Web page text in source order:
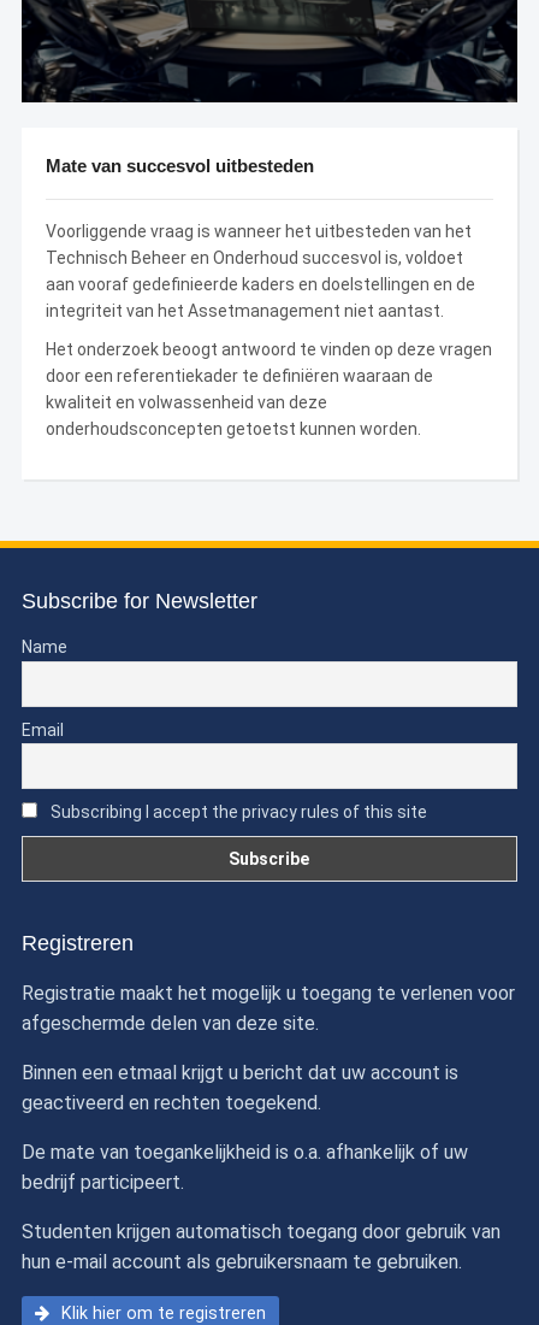
Mate van succesvol uitbesteden
Voorliggende vraag is wanneer het uitbesteden van het
Technisch Beheer en Onderhoud succesvol is, voldoet
aan vooraf gedefinieerde kaders en doelstellingen en de
integriteit van het Assetmanagement niet aantast.
Het onderzoek beoogt antwoord te vinden op deze vragen
door een referentiekader te definiëren waaraan de
kwaliteit en volwassenheid van deze
onderhoudsconcepten getoetst kunnen worden.
Subscribe for Newsletter
Name
Email
Subscribing I accept the privacy rules of this site
Registreren
Registratie maakt het mogelijk u toegang te verlenen voor
afgeschermde delen van deze site.
Binnen een etmaal krijgt u bericht dat uw account is
geactiveerd en rechten toegekend.
De mate van toegankelijkheid is o.a. afhankelijk of uw
bedrijf participeert.
Studenten krijgen automatisch toegang door gebruik van
hun e-mail account als gebruikersnaam te gebruiken.
Klik hier om te registreren